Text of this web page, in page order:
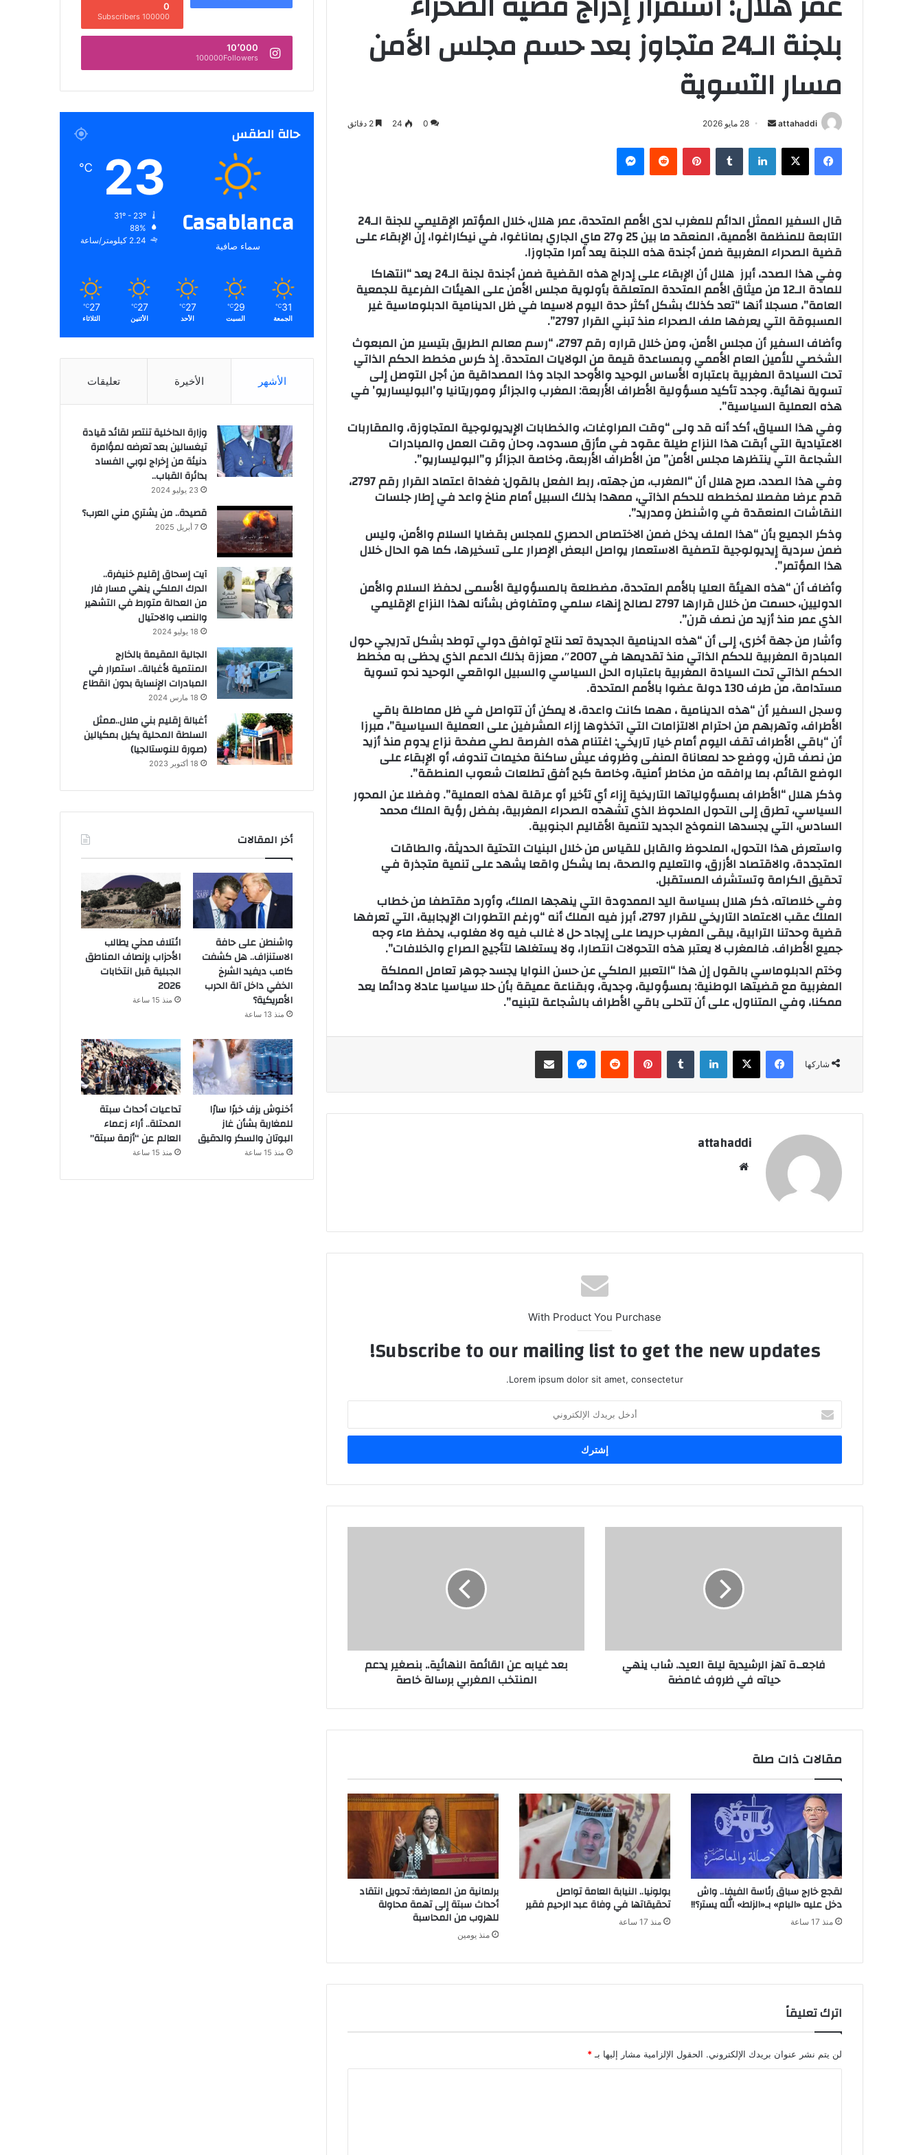
بلجنة الـ24 متجاوز بعد حسم مجلس الأمن
مسار التسوية
attahaddi
ي
د
ا
إ
ل
ك
ت
ر
و
ي
ا
28 مايو 2026 0
24
فيسبوك لينكدإن بينتيريست
قال السفير الممثل الدائم للمغرب لدى الأمم المتحدة، عمر هلال، خلال المؤتمر الإقليمي للجنة الـ24
التابعة للمنظمة الأممية، المنعقد ما بين 25 و27 ماي الجاري بماناغوا، في نيكاراغوا، إن الإبقاء على
قضية الصحراء المغربية ضمن أجندة هذه اللجنة يعد أمرا متجاوزا.
وفي هذا الصدد، أبرز هلال أن الإبقاء على إدراج هذه القضية ضمن أجندة لجنة الـ24 يعد “انتهاكا
للمادة الـ12 من ميثاق الأمم المتحدة المتعلقة بأولوية مجلس الأمن على الهيئات الفرعية للجمعية
العامة”، مسجلا أنها “تعد كذلك بشكل أكثر حدة اليوم لاسيما في ظل الدينامية الدبلوماسية غير
المسبوقة التي يعرفها ملف الصحراء منذ تبني القرار 2797”.
وأضاف السفير أن مجلس الأمن، ومن خلال قراره رقم 2797، “رسم معالم الطريق بتيسير من المبعوث
الشخصي للأمين العام الأممي وبمساعدة قيمة من الولايات المتحدة. إذ كرس مخطط الحكم الذاتي
تحت السيادة المغربية باعتباره الأساس الوحيد والأوحد الجاد وذا المصداقية من أجل التوصل إلى
تسوية نهائية. وجدد تأكيد مسؤولية الأطراف الأربعة: المغرب والجزائر وموريتانيا و’البوليساريو’ في
هذه العملية السياسية”.
وفي هذا السياق، أكد أنه قد ولى “وقت المراوغات، والخطابات الإيديولوجية المتجاوزة، والمقاربات
الاعتيادية التي أبقت هذا النزاع طيلة عقود في مأزق مسدود، وحان وقت العمل والمبادرات
الشجاعة التي ينتظرها مجلس الأمن” من الأطراف الأربعة، وخاصة الجزائر و”البوليساريو”.
وفي هذا الصدد، صرح هلال أن “المغرب، من جهته، ربط الفعل بالقول: فغداة اعتماد القرار رقم 2797،
قدم عرضا مفصلا لمخططه للحكم الذاتي، ممهدا بذلك السبيل أمام مناخ واعد في إطار جلسات
النقاشات المنعقدة في واشنطن ومدريد”.
وذكر الجميع بأن “هذا الملف يدخل ضمن الاختصاص الحصري للمجلس بقضايا السلام والأمن، وليس
ضمن سردية إيديولوجية لتصفية الاستعمار يواصل البعض الإصرار على تسخيرها، كما هو الحال خلال
هذا المؤتمر”.
وأضاف أن “هذه الهيئة العليا بالأمم المتحدة، مضطلعة بالمسؤولية الأسمى لحفظ السلام والأمن
الدوليين، حسمت من خلال قرارها 2797 لصالح إنهاء سلمي ومتفاوض بشأنه لهذا النزاع الإقليمي
الذي عمر منذ أزيد من نصف قرن”.
وأشار من جهة أخرى، إلى أن “هذه الدينامية الجديدة تعد نتاج توافق دولي توطد بشكل تدريجي حول
المبادرة المغربية للحكم الذاتي منذ تقديمها في 2007″، معززة بذلك الدعم الذي يحظى به مخطط
الحكم الذاتي تحت السيادة المغربية باعتباره الحل السياسي والسبيل الواقعي الوحيد نحو تسوية
مستدامة، من طرف 130 دولة عضوا بالأمم المتحدة.
وسجل السفير أن “هذه الدينامية ، مهما كانت واعدة، لا يمكن أن تتواصل في ظل مماطلة باقي
الأطراف، وتهربهم من احترام الالتزامات التي اتخذوها إزاء المشرفين على العملية السياسية”، مبرزا
أن “باقي الأطراف تقف اليوم أمام خيار تاريخي: اغتنام هذه الفرصة لطي صفحة نزاع يدوم منذ أزيد
من نصف قرن، ووضع حد لمعاناة المنفى وظروف عيش ساكنة مخيمات تندوف، أو الإبقاء على
الوضع القائم، بما يرافقه من مخاطر أمنية، وخاصة كبح أفق تطلعات شعوب المنطقة”.
وذكر هلال “الأطراف بمسؤولياتها التاريخية إزاء أي تأخير أو عرقلة لهذه العملية”. وفضلا عن المحور
السياسي، تطرق إلى التحول الملحوظ الذي تشهده الصحراء المغربية، بفضل رؤية الملك محمد
السادس، التي يجسدها النموذج الجديد لتنمية الأقاليم الجنوبية.
واستعرض هذا التحول، الملحوظ والقابل للقياس من خلال البنيات التحتية الحديثة، والطاقات
المتجددة، والاقتصاد الأزرق، والتعليم والصحة، بما يشكل واقعا يشهد على تنمية متجذرة في
تحقيق الكرامة وتستشرف المستقبل.
وفي خلاصاته، ذكر هلال بسياسة اليد الممدودة التي ينهجها الملك، وأورد مقتطفا من خطاب
الملك عقب الاعتماد التاريخي للقرار 2797، أبرز فيه الملك أنه “ورغم التطورات الإيجابية، التي تعرفها
قضية وحدتنا الترابية، يبقى المغرب حريصا على إيجاد حل لا غالب فيه ولا مغلوب، يحفظ ماء وجه
جميع الأطراف. فالمغرب لا يعتبر هذه التحولات انتصارا، ولا يستغلها لتأجيج الصراع والخلافات”.
وختم الدبلوماسي بالقول إن هذا “التعبير الملكي عن حسن النوايا يجسد جوهر تعامل المملكة
المغربية مع قضيتها الوطنية: بمسؤولية، وجدية، وبقناعة عميقة بأن حلا سياسيا عادلا ودائما يعد
ممكنا، وفي المتناول، على أن تتحلى باقي الأطراف بالشجاعة لتبنيه”.
شاركها
فيسبوك لينكدإن بينتيريست
attahaddi
With Product You Purchase
Subscribe to our mailing list to get the new updates!
Lorem ipsum dolor sit amet, consectetur.
خ
ب
د
ن
فاجعـ.ة تهز الرشيدية ليلة العيد.. شاب ينهي
حياته في ظروف غامضة
بعد غيابه عن القائمة النهائية.. بنصغير يدعم
المنتخب المغربي برسالة خاصة
مقالات ذات صلة
لقجع خارج سباق رئاسة الفيفا.. واش
دخل عليه «البام» بـ«الزلط» الله يستر؟!!
منذ 17 ساعة
بولونيا.. النيابة العامة تواصل
تحقيقاتها في وفاة عبد الرحيم فقير
منذ 17 ساعة
برلمانية من المعارضة: تحويل انتقاد
أحداث سبتة إلى تهمة محاولة
للهروب من المحاسبة
منذ يومين
اترك تعليقاً
لن يتم نشر عنوان بريدك الإلكتروني. الحقول الإلزامية مشار إليها بـ*
0
100000 Subscribers
10٬000
100000Followers
حالة الطقس
Casablanca
سماء صافية
23
℃
88%
2.24 كيلومتر/ساعة
31
℃
الجمعة
29
℃
السبت
27
℃
الأحد
27
℃
الأثنين
27
℃
الثلاثاء
الأشهر الأخيرة تعليقات
وزارة الداخلية تنتصر لقائد قيادة
تيغسالين بعد تعرضه لمؤامرة
دنيئة من إخراج لوبي الفساد
بدائرة القباب..
23 يوليو 2024
قصيدة.. من يشتري مني العرب؟
7 أبريل 2025
آيت إسحاق إقليم خنيفرة..
الدرك الملكي ينهي مسار فار
من العدالة متورط في التشهير
والنصب والاحتيال
18 يوليو 2024
الجالية المقيمة بالخارج
المنتمية لأغبالة.. استمرار في
المبادرات الإنساية بدون انقطاع
18 مارس 2024
أغبالة إقليم بني ملال..ممثل
السلطة المحلية يكيل بمكيالين
(صورة للنوستالجيا)
18 أكتوبر 2023
أخر المقالات
واشنطن على حافة
الاستنزاف.. هل كشفت
كامب ديفيد الشرخ
الخفي داخل آلة الحرب
الأمريكية؟
منذ 13 ساعة
ائتلاف مدني يطالب
الأحزاب بإنصاف المناطق
الجبلية قبل انتخابات
2026
منذ 15 ساعة
أخنوش يزف خبرًا سارًا
للمغاربة بشأن غاز
البوتان والسكر والدقيق
منذ 15 ساعة
تداعيات أحداث سبتة
المحتلة.. أراء زعماء
العالم عن “أزمة سبتة”
منذ 15 ساعة